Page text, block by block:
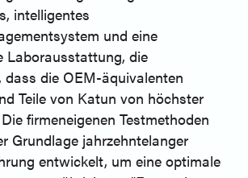
intelligentes
und eine
Laborausstattung, die
die OEM-äquivalenten
Teile von Katun von höchster
firmeneigenen Testmethoden
Grundlage jahrzehntelanger
entwickelt, um eine optimale